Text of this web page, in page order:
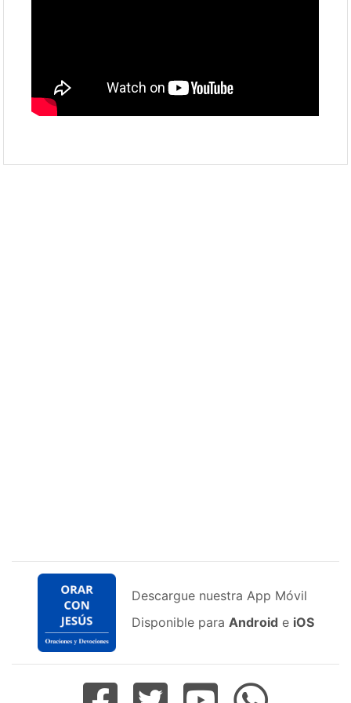
Descargue nuestra App Móvil
Disponible para Android e iOS